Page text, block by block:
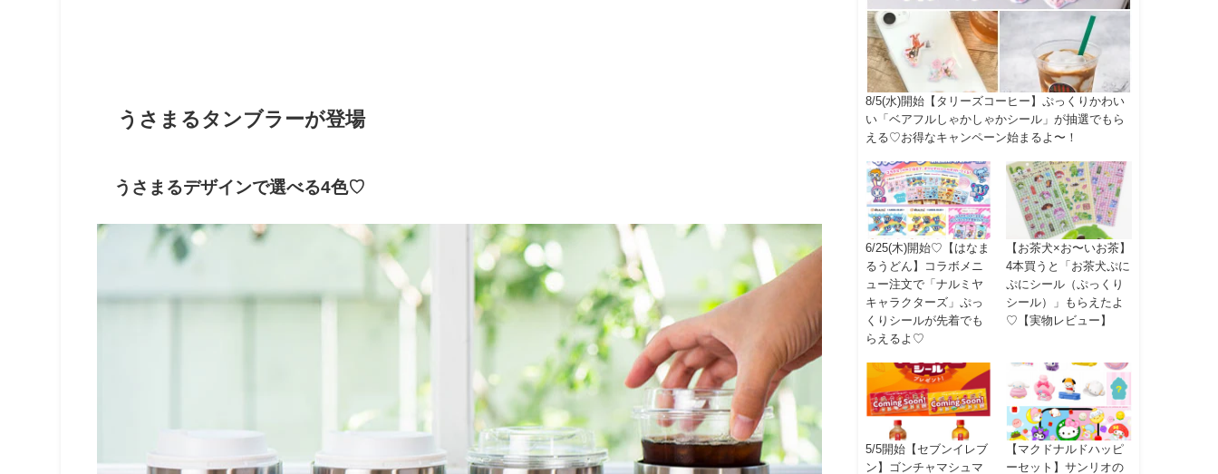
うさまるタンブラーが登場
うさまるデザインで選べる4色♡
8/5(水)開始【タリーズコーヒー】ぷっくりかわい
い「ベアフルしゃかしゃかシール」が抽選でもら
える♡お得なキャンペーン始まるよ〜！
6/25(木)開始♡【はなま
るうどん】コラボメニ
ュー注文で「ナルミヤ
キャラクターズ」ぷっ
くりシールが先着でも
らえるよ♡
【お茶犬×お〜いお茶】
4本買うと「お茶犬ぷに
ぷにシール（ぷっくり
シール）」もらえたよ
♡【実物レビュー】
5/5開始【セブンイレブ
ン】ゴンチャマシュマ
【マクドナルドハッピ
ーセット】サンリオの